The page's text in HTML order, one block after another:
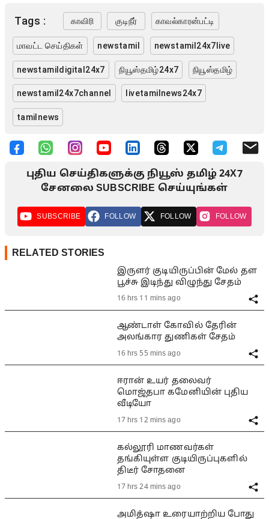
Tags : காவிரி குடிநீர் காவல்காரன்பட்டி
மாவட்ட செய்திகள் newstamil newstamil24x7live
newstamildigital24x7 நியூஸ்தமிழ்24x7 நியூஸ்தமிழ்
newstamil24x7channel livetamilnews24x7
tamilnews
புதிய செய்திகளுக்கு நியூஸ் தமிழ் 24X7
சேனலை SUBSCRIBE செய்யுங்கள்
SUBSCRIBE FOLLOW FOLLOW FOLLOW
RELATED STORIES
இருளர் குடியிருப்பின் மேல் தள
பூச்சு இடிந்து விழுந்து சேதம்
16 hrs 11 mins ago
ஆண்டாள் கோவில் தேரின்
அலங்கார துணிகள் சேதம்
16 hrs 55 mins ago
ஈரான் உயர் தலைவர்
மொஜ்தபா கமேனியின் புதிய
வீடியோ
17 hrs 12 mins ago
கல்லூரி மாணவர்கள்
தங்கியுள்ள குடியிருப்புகளில்
திடீர் சோதனை
17 hrs 24 mins ago
அமித்ஷா உரையாற்றிய போது